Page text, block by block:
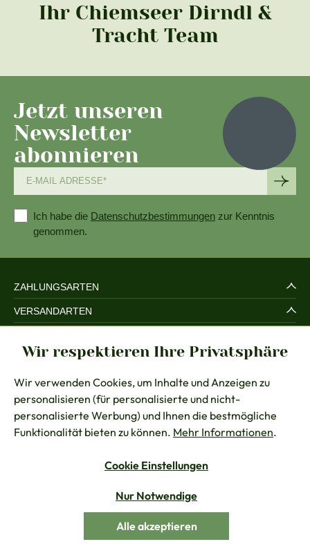
Ihr Chiemseer Dirndl &
Tracht Team
Jetzt unseren
Newsletter
abonnieren
Ich habe die Datenschutzbestimmungen zur Kenntnis
genommen.
ZAHLUNGSARTEN
VERSANDARTEN
RECHTLICHES
BERATUNG
KONTAKT
Vertrag widerrufen
Alle Preise inkl. gesetzl. Mehrwertsteuer zzgl.
Wir respektieren Ihre Privatsphäre
Wir verwenden Cookies, um Inhalte und Anzeigen zu
personalisieren (für personalisierte und nicht-
personalisierte Werbung) und Ihnen die bestmögliche
Funktionalität bieten zu können. Mehr Informationen.
Cookie Einstellungen
Nur Notwendige
Alle akzeptieren